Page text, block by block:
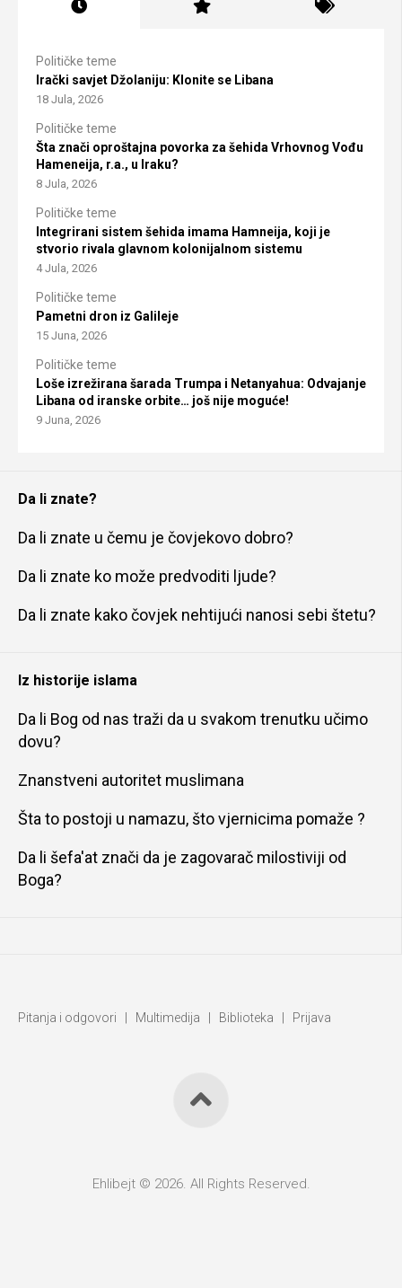
Političke teme
Irački savjet Džolaniju: Klonite se Libana
18 Jula, 2026
Političke teme
Šta znači oproštajna povorka za šehida Vrhovnog Vođu
Hameneija, r.a., u Iraku?
8 Jula, 2026
Političke teme
Integrirani sistem šehida imama Hamneija, koji je
stvorio rivala glavnom kolonijalnom sistemu
4 Jula, 2026
Političke teme
Pametni dron iz Galileje
15 Juna, 2026
Političke teme
Loše izrežirana šarada Trumpa i Netanyahua: Odvajanje
Libana od iranske orbite… još nije moguće!
9 Juna, 2026
Da li znate?
Da li znate u čemu je čovjekovo dobro?
Da li znate ko može predvoditi ljude?
Da li znate kako čovjek nehtijući nanosi sebi štetu?
Iz historije islama
Da li Bog od nas traži da u svakom trenutku učimo
dovu?
Znanstveni autoritet muslimana
Šta to postoji u namazu, što vjernicima pomaže ?
Da li šefa'at znači da je zagovarač milostiviji od
Boga?
Pitanja i odgovori Multimedija Biblioteka Prijava
Ehlibejt © 2026. All Rights Reserved.